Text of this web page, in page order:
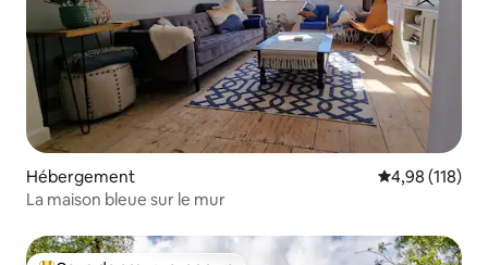
Hébergement Évaluation
4,98 (118)
La maison bleue sur le mur